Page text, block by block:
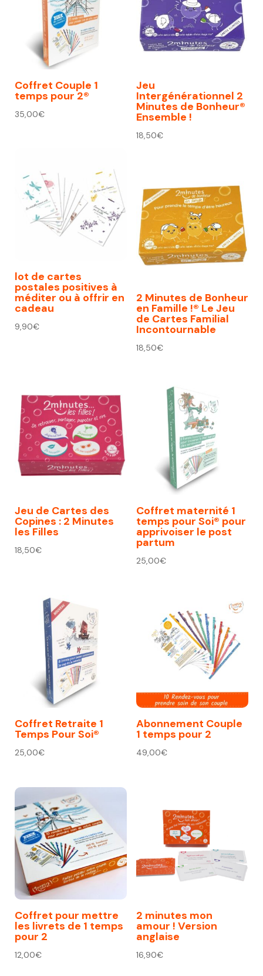
Coffret Couple 1
temps pour 2®
35,00€
Jeu
Intergénérationnel 2
Minutes de Bonheur®
Ensemble !
18,50€
lot de cartes
postales positives à
méditer ou à offrir en
cadeau
9,90€
2 Minutes de Bonheur
en Famille !® Le Jeu
de Cartes Familial
Incontournable
18,50€
Jeu de Cartes des
Copines : 2 Minutes
les Filles
18,50€
Coffret maternité 1
temps pour Soi® pour
apprivoiser le post
partum
25,00€
Coffret Retraite 1
Temps Pour Soi®
25,00€
Abonnement Couple
1 temps pour 2
49,00€
Coffret pour mettre
les livrets de 1 temps
pour 2
12,00€
2 minutes mon
amour ! Version
anglaise
16,90€